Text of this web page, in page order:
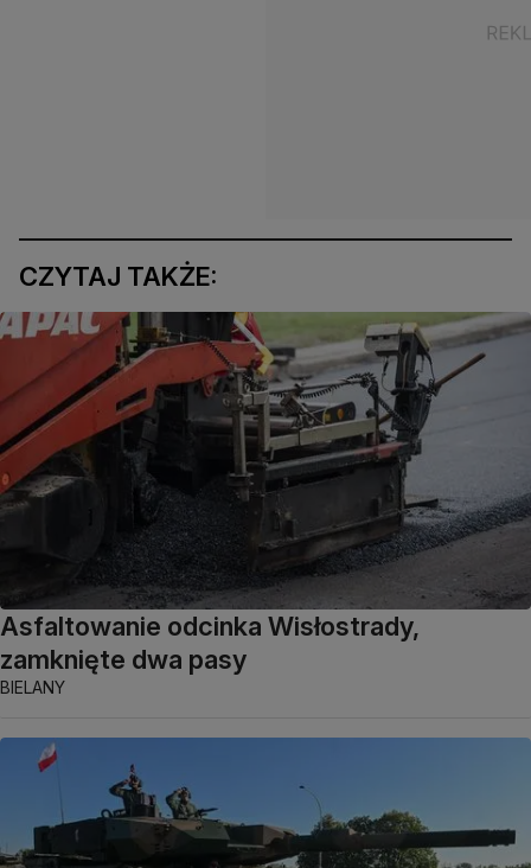
CZYTAJ TAKŻE:
Asfaltowanie odcinka Wisłostrady,
zamknięte dwa pasy
BIELANY